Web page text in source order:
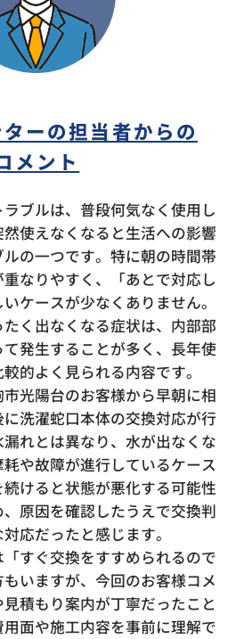
ーの担当者からの
メント
ブルは、普段何気なく使用し
使えなくなると生活への影響
の一つです。特に朝の時間帯
なりやすく、「あとで対応し
ケースが少なくありません。
く出なくなる症状は、内部部
発生することが多く、長年使
的よく見られる内容です。
光陽台のお客様から早朝に相
洗濯蛇口本体の交換対応が行
れとは異なり、水が出なくな
や故障が進行しているケース
けると状態が悪化する可能性
原因を確認したうえで交換判
応だったと感じます。
すぐ交換をすすめられるので
いますが、今回のお客様コメ
積もり案内が丁寧だったこと
面や施工内容を事前に理解で